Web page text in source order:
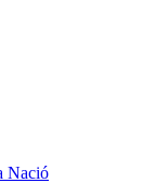
Nació